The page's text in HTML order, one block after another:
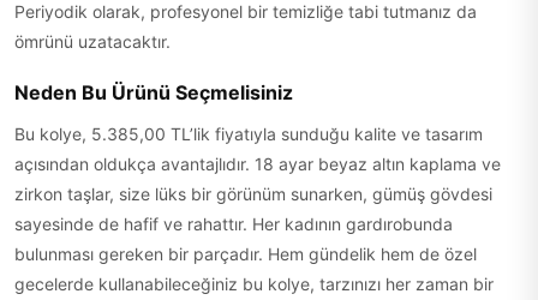
Periyodik olarak, profesyonel bir temizliğe tabi tutmanız da
ömrünü uzatacaktır.
Neden Bu Ürünü Seçmelisiniz
Bu kolye, 5.385,00 TL’lik fiyatıyla sunduğu kalite ve tasarım
açısından oldukça avantajlıdır. 18 ayar beyaz altın kaplama ve
zirkon taşlar, size lüks bir görünüm sunarken, gümüş gövdesi
sayesinde de hafif ve rahattır. Her kadının gardırobunda
bulunması gereken bir parçadır. Hem gündelik hem de özel
gecelerde kullanabileceğiniz bu kolye, tarzınızı her zaman bir